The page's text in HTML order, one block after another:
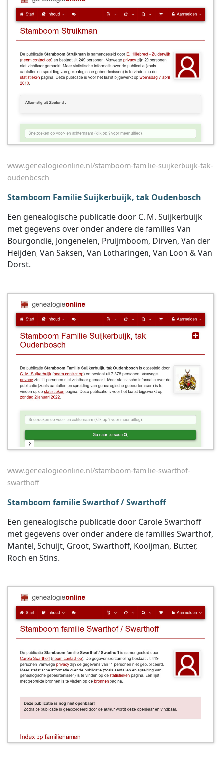
www.genealogieonline.nl/stamboom-familie-suijkerbuijk-tak-
oudenbosch
Stamboom Familie Suijkerbuijk, tak Oudenbosch
Een genealogische publicatie door C. M. Suijkerbuijk
met gegevens over onder andere de families Van
Bourgondië, Jongenelen, Pruijmboom, Dirven, Van der
Heijden, Van Saksen, Van Lotharingen, Van Loon & Van
Dorst.
www.genealogieonline.nl/stamboom-familie-swarthof-
swarthoff
Stamboom familie Swarthof / Swarthoff
Een genealogische publicatie door Carole Swarthoff
met gegevens over onder andere de families Swarthof,
Mantel, Schuijt, Groot, Swarthoff, Kooijman, Butter,
Roch en Stins.